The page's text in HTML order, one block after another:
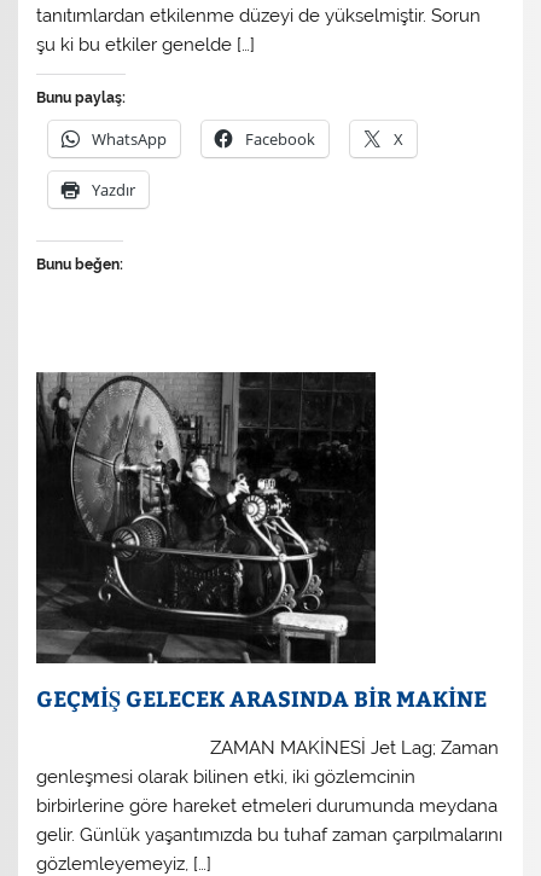
tanıtımlardan etkilenme düzeyi de yükselmiştir. Sorun
şu ki bu etkiler genelde […]
Bunu paylaş:
WhatsApp Facebook X
Yazdır
Bunu beğen:
GEÇMİŞ GELECEK ARASINDA BİR MAKİNE
ZAMAN MAKİNESİ Jet Lag; Zaman
genleşmesi olarak bilinen etki, iki gözlemcinin
birbirlerine göre hareket etmeleri durumunda meydana
gelir. Günlük yaşantımızda bu tuhaf zaman çarpılmalarını
gözlemleyemeyiz, […]